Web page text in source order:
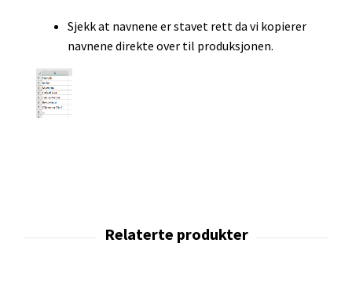
Sjekk at navnene er stavet rett da vi kopierer
navnene direkte over til produksjonen.